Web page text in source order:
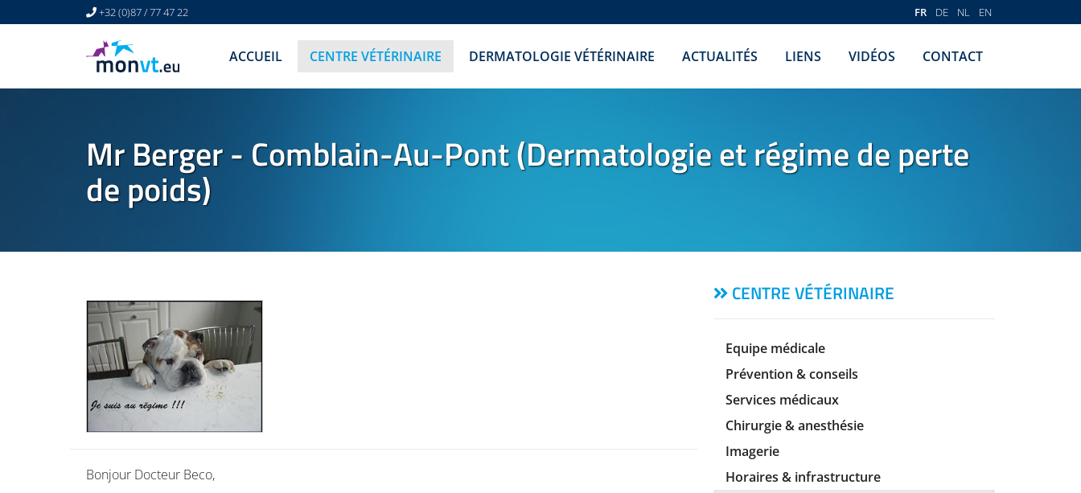
FR DE NL EN
+32 (0)87 / 77 47 22
ACCUEIL CENTRE VÉTÉRINAIRE DERMATOLOGIE VÉTÉRINAIRE ACTUALITÉS LIENS VIDÉOS CONTACT
Mr Berger - Comblain-Au-Pont (Dermatologie et régime de perte
de poids)
CENTRE VÉTÉRINAIRE
Equipe médicale
Prévention & conseils
Services médicaux
Chirurgie & anesthésie
Imagerie
Horaires & infrastructure
Bonjour Docteur Beco,